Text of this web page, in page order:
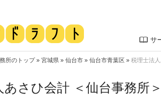
サ
所のトップ» 宮城県 » 仙台市 » 仙台市青葉区 » 税理士法
さひ会計 ＜仙台事務所＞